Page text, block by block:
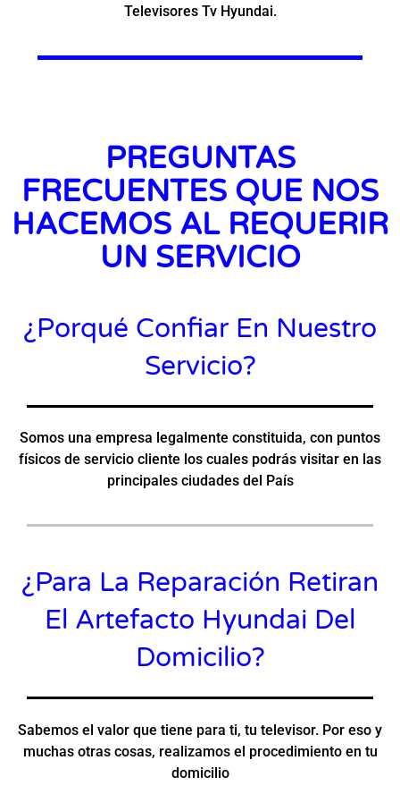
Televisores Tv Hyundai.
PREGUNTAS
FRECUENTES QUE NOS
HACEMOS AL REQUERIR
UN SERVICIO
¿Porqué Confiar En Nuestro
Servicio?
Somos una empresa legalmente constituida, con puntos
físicos de servicio cliente los cuales podrás visitar en las
principales ciudades del País
¿Para La Reparación Retiran
El Artefacto Hyundai Del
Domicilio?
Sabemos el valor que tiene para ti, tu televisor. Por eso y
muchas otras cosas, realizamos el procedimiento en tu
domicilio